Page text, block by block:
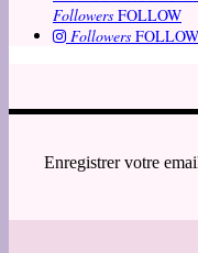
Followers FOLLOW
Followers FOLLOW
Enregistrer votre